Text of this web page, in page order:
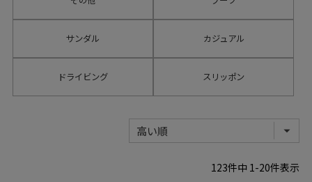
サンダル カジュアル
ドライビング スリッポン
123件中 1 -20件表示